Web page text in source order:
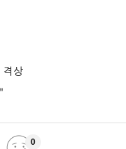
격상
0